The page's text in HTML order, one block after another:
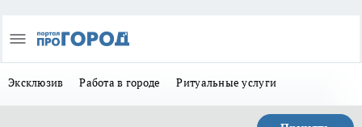
Эксклюзив Работа в городе Ритуальные услуги